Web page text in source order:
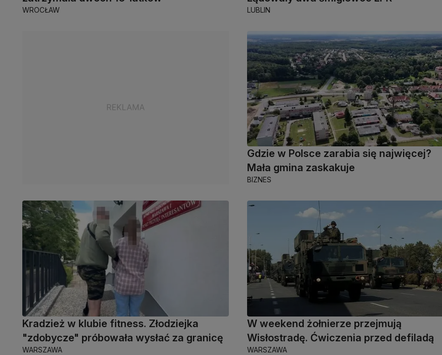
WROCŁAW LUBLIN
Gdzie w Polsce zarabia się najwięcej?
Mała gmina zaskakuje
BIZNES
Kradzież w klubie fitness. Złodziejka
"zdobycze" próbowała wysłać za granicę
WARSZAWA
W weekend żołnierze przejmują
Wisłostradę. Ćwiczenia przed defiladą
WARSZAWA